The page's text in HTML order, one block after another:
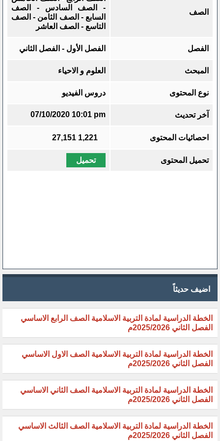
الصف
- الصف السادس - الصف
السابع - الصف الثامن - الصف
التاسع - الصف العاشر
الفصل الفصل الأول - الفصل الثاني
المبحث العلوم و الاحياء
نوع المحتوى دروس الفيديو
آخر تحديث 07/10/2020 10:01 pm
احصائيات المحتوى 1,221
27,151
تحميل المحتوى تحميل
اضيف حديثاً
الخطة الدراسية لمادة التربية الاسلامية الصف الرابع الاساسي
الفصل الثاني 2025/2026م
الخطة الدراسية لمادة التربية الاسلامية الصف الاول الاساسي
الفصل الثاني 2025/2026م
الخطة الدراسية لمادة التربية الاسلامية الصف الثاني الاساسي
الفصل الثاني 2025/2026م
الخطة الدراسية لمادة التربية الاسلامية الصف الثالث الاساسي
الفصل الثاني 2025/2026م